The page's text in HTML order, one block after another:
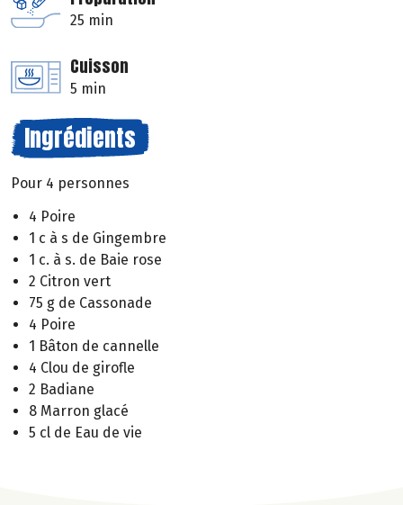
25 min
Cuisson
5 min
Ingrédients
Pour 4 personnes
4 Poire
1 c à s de Gingembre
1 c. à s. de Baie rose
2 Citron vert
75 g de Cassonade
4 Poire
1 Bâton de cannelle
4 Clou de girofle
2 Badiane
8 Marron glacé
5 cl de Eau de vie